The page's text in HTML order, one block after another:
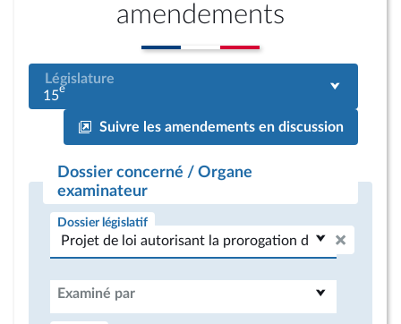
amendements
Législature
15e
Suivre les amendements en discussion
Dossier concerné / Organe
examinateur
Dossier législatif
Examiné par